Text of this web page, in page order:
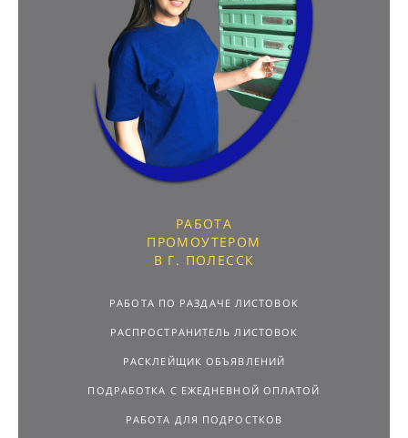
РАБОТА
ПРОМОУТЕРОМ
В Г. ПОЛЕССК
РАБОТА ПО РАЗДАЧЕ ЛИСТОВОК
РАСПРОСТРАНИТЕЛЬ ЛИСТОВОК
РАСКЛЕЙЩИК ОБЪЯВЛЕНИЙ
ПОДРАБОТКА С ЕЖЕДНЕВНОЙ ОПЛАТОЙ
РАБОТА ДЛЯ ПОДРОСТКОВ